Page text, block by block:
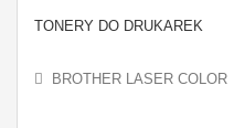
TONERY DO DRUKAREK
BROTHER LASER COLOR